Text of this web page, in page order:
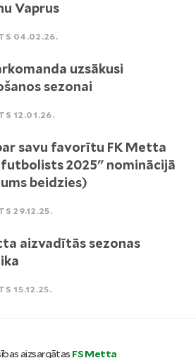
Vaprus
04.02.26.
uzsākusi
sezonai
12.01.26.
savu favorītu FK Metta
2025" nominācijā
beidzies)
29.12.25.
aizvadītās sezonas
15.12.25.
aizsargātas FS Metta